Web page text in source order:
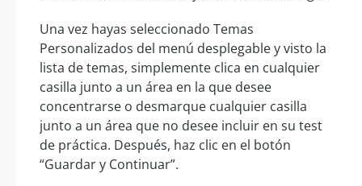
Una vez hayas seleccionado Temas
Personalizados del menú desplegable y visto la
lista de temas, simplemente clica en cualquier
casilla junto a un área en la que desee
concentrarse o desmarque cualquier casilla
junto a un área que no desee incluir en su test
de práctica. Después, haz clic en el botón
“Guardar y Continuar”.